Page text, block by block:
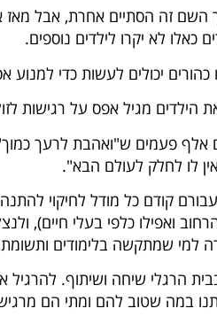
השם זה הסתיים אחרת, אבל מאז
כאלו לא יקרו לילדים נוספים.
יכולים לעשות כדי למנוע
הילדים מגיל אפס על רגישות
אלף פעמים ש"ואהבת לרעך כמוך"
לו לחלק לעולם הבא".
קודם כל מודל לחיקוי
ואפילו כלפי בעלי חיים),
למי שמתקשה בלימודים
הרגלי שיחה ושיתוף.
במה שטוב להם ומתי הם